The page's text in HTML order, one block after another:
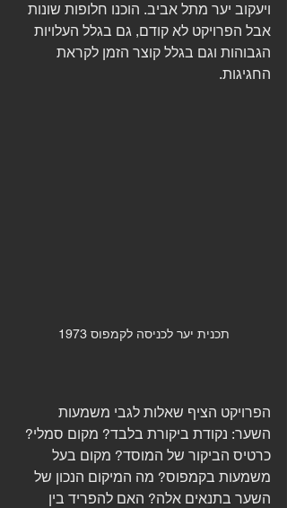
ויעקוב יער מתל אביב. הוכנו חלופות שונות
אבל הפרויקט לא קודם, גם בגלל העלויות
הגבוהות וגם בגלל קוצר הזמן לקראת
החגיגות.
תכנית יער לכניסה לקמפוס 1973
הפרויקט הציף שאלות לגבי משמעות
השער: נקודת ביקורת בלבד? מקום סמלי?
כרטיס הביקור של המוסד? מקום בעל
משמעות בקמפוס? מה המיקום הנכון של
השער בתנאים אלה? האם להפריד בין